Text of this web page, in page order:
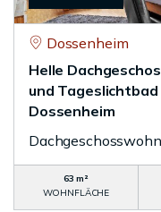
Dossenheim
Helle
und
Dossenheim
63 m²
WOHNFLÄCHE